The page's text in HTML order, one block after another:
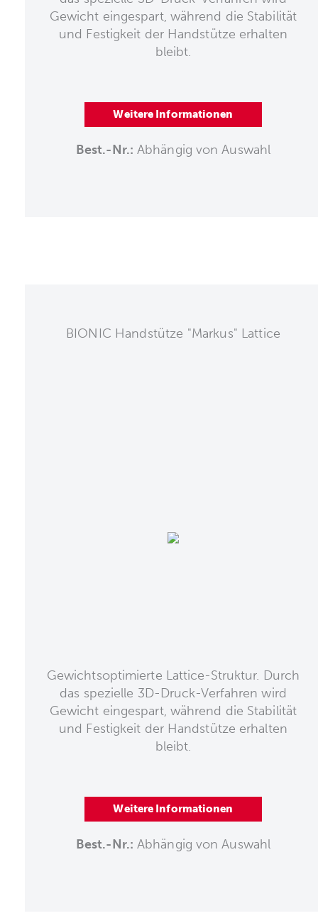
Gewicht eingespart, während die Stabilität
und Festigkeit der Handstütze erhalten
bleibt.
Weitere Informationen
Best.-Nr.: Abhängig von Auswahl
BIONIC Handstütze "Markus" Lattice
Gewichtsoptimierte Lattice-Struktur. Durch
das spezielle 3D-Druck-Verfahren wird
Gewicht eingespart, während die Stabilität
und Festigkeit der Handstütze erhalten
bleibt.
Weitere Informationen
Best.-Nr.: Abhängig von Auswahl